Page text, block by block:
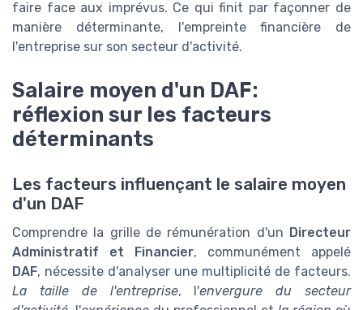
faire face aux imprévus. Ce qui finit par façonner de
manière déterminante, l'empreinte financière de
l'entreprise sur son secteur d'activité.
Salaire moyen d'un DAF:
réflexion sur les facteurs
déterminants
Les facteurs influençant le salaire moyen
d'un DAF
Comprendre la grille de rémunération d'un Directeur
Administratif et Financier, communément appelé
DAF, nécessite d'analyser une multiplicité de facteurs.
La taille de l'entreprise, l'envergure du secteur